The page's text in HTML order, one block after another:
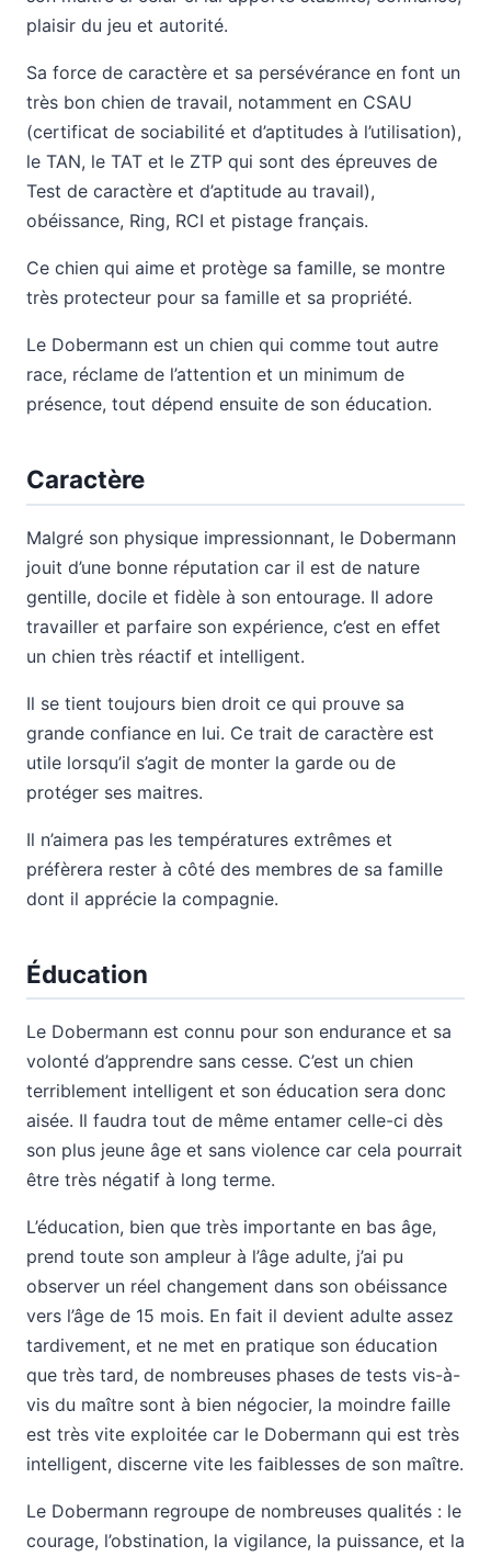
plaisir du jeu et autorité.
Sa force de caractère et sa persévérance en font un
très bon chien de travail, notamment en CSAU
(certificat de sociabilité et d’aptitudes à l’utilisation),
le TAN, le TAT et le ZTP qui sont des épreuves de
Test de caractère et d’aptitude au travail),
obéissance, Ring, RCI et pistage français.
Ce chien qui aime et protège sa famille, se montre
très protecteur pour sa famille et sa propriété.
Le Dobermann est un chien qui comme tout autre
race, réclame de l’attention et un minimum de
présence, tout dépend ensuite de son éducation.
Caractère
Malgré son physique impressionnant, le Dobermann
jouit d’une bonne réputation car il est de nature
gentille, docile et fidèle à son entourage. Il adore
travailler et parfaire son expérience, c’est en effet
un chien très réactif et intelligent.
Il se tient toujours bien droit ce qui prouve sa
grande confiance en lui. Ce trait de caractère est
utile lorsqu’il s’agit de monter la garde ou de
protéger ses maitres.
Il n’aimera pas les températures extrêmes et
préfèrera rester à côté des membres de sa famille
dont il apprécie la compagnie.
Éducation
Le Dobermann est connu pour son endurance et sa
volonté d’apprendre sans cesse. C’est un chien
terriblement intelligent et son éducation sera donc
aisée. Il faudra tout de même entamer celle-ci dès
son plus jeune âge et sans violence car cela pourrait
être très négatif à long terme.
L’éducation, bien que très importante en bas âge,
prend toute son ampleur à l’âge adulte, j’ai pu
observer un réel changement dans son obéissance
vers l’âge de 15 mois. En fait il devient adulte assez
tardivement, et ne met en pratique son éducation
que très tard, de nombreuses phases de tests vis-à-
vis du maître sont à bien négocier, la moindre faille
est très vite exploitée car le Dobermann qui est très
intelligent, discerne vite les faiblesses de son maître.
Le Dobermann regroupe de nombreuses qualités : le
courage, l’obstination, la vigilance, la puissance, et la